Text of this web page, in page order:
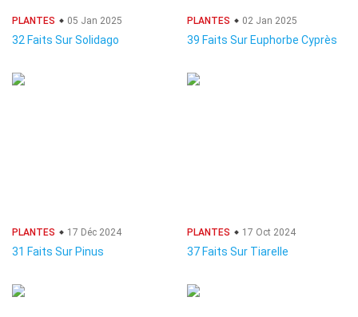
PLANTES 05 Jan 2025
32 Faits Sur Solidago
PLANTES 02 Jan 2025
39 Faits Sur Euphorbe Cyprès
PLANTES 17 Déc 2024
31 Faits Sur Pinus
PLANTES 17 Oct 2024
37 Faits Sur Tiarelle